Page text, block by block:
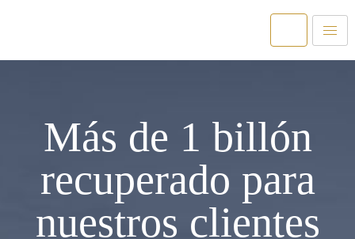
Más de 1 billón
recuperado para
nuestros clientes